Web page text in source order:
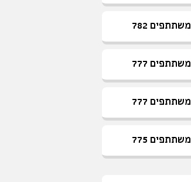
משתתפים 782
משתתפים 777
משתתפים 777
משתתפים 775